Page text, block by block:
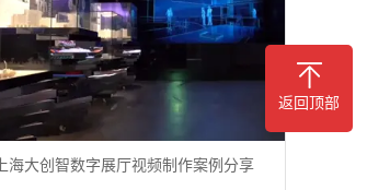
上海大创智数字展厅视频制作案例分享
返回顶部